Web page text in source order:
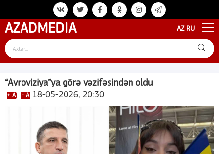
AZADMEDIA AZ RU
“Avroviziya”ya görə vəzifəsindən oldu
+ A - A 18-05-2026, 20:30